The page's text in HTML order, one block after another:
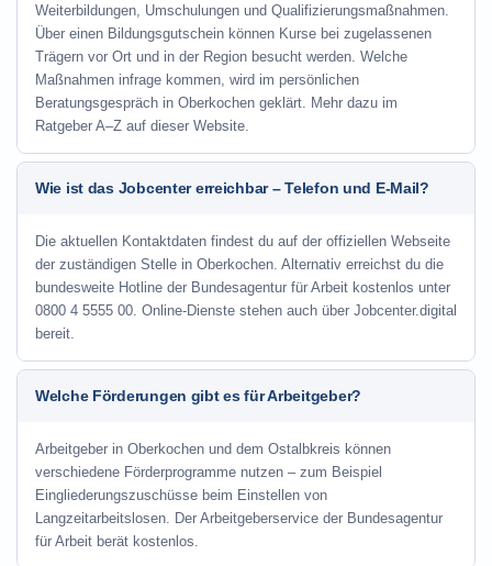
Weiterbildungen, Umschulungen und Qualifizierungsmaßnahmen.
Über einen Bildungsgutschein können Kurse bei zugelassenen
Trägern vor Ort und in der Region besucht werden. Welche
Maßnahmen infrage kommen, wird im persönlichen
Beratungsgespräch in Oberkochen geklärt. Mehr dazu im
Ratgeber A–Z auf dieser Website.
Wie ist das Jobcenter erreichbar – Telefon und E-Mail?
Die aktuellen Kontaktdaten findest du auf der offiziellen Webseite
der zuständigen Stelle in Oberkochen. Alternativ erreichst du die
bundesweite Hotline der Bundesagentur für Arbeit kostenlos unter
0800 4 5555 00. Online-Dienste stehen auch über Jobcenter.digital
bereit.
Welche Förderungen gibt es für Arbeitgeber?
Arbeitgeber in Oberkochen und dem Ostalbkreis können
verschiedene Förderprogramme nutzen – zum Beispiel
Eingliederungszuschüsse beim Einstellen von
Langzeitarbeitslosen. Der Arbeitgeberservice der Bundesagentur
für Arbeit berät kostenlos.